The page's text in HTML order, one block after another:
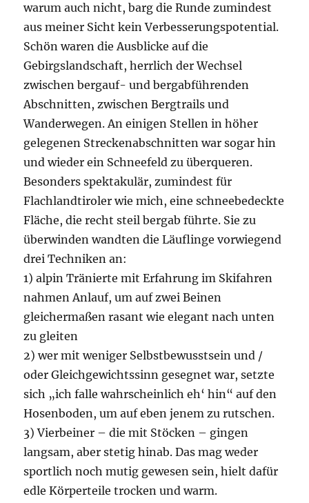
warum auch nicht, barg die Runde zumindest
aus meiner Sicht kein Verbesserungspotential.
Schön waren die Ausblicke auf die
Gebirgslandschaft, herrlich der Wechsel
zwischen bergauf- und bergabführenden
Abschnitten, zwischen Bergtrails und
Wanderwegen. An einigen Stellen in höher
gelegenen Streckenabschnitten war sogar hin
und wieder ein Schneefeld zu überqueren.
Besonders spektakulär, zumindest für
Flachlandtiroler wie mich, eine schneebedeckte
Fläche, die recht steil bergab führte. Sie zu
überwinden wandten die Läuflinge vorwiegend
drei Techniken an:
1) alpin Tränierte mit Erfahrung im Skifahren
nahmen Anlauf, um auf zwei Beinen
gleichermaßen rasant wie elegant nach unten
zu gleiten
2) wer mit weniger Selbstbewusstsein und /
oder Gleichgewichtssinn gesegnet war, setzte
sich „ich falle wahrscheinlich eh‘ hin“ auf den
Hosenboden, um auf eben jenem zu rutschen.
3) Vierbeiner – die mit Stöcken – gingen
langsam, aber stetig hinab. Das mag weder
sportlich noch mutig gewesen sein, hielt dafür
edle Körperteile trocken und warm.